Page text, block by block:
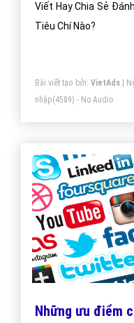
Viết Hay Chia Sẻ
Tiêu Chí Nào?
Bài viết tạo bởi: VietAds|
nhập(4589) - No Audio
Những ưu điểm